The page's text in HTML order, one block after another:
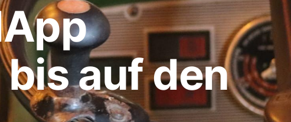
auf den